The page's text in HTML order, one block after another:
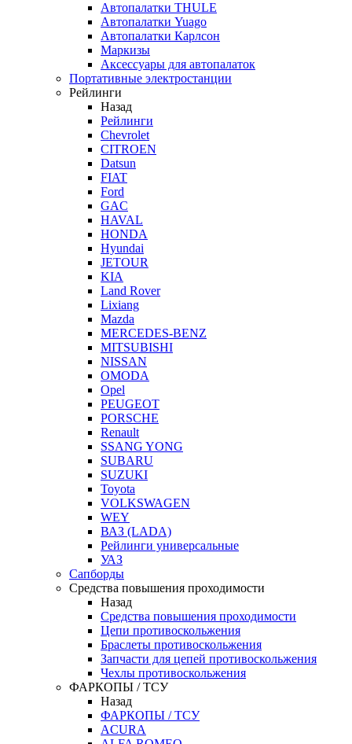
Автопалатки THULE
Автопалатки Yuago
Автопалатки Карлсон
Маркизы
Аксессуары для автопалаток
Портативные электростанции
Рейлинги
Назад
Рейлинги
Chevrolet
CITROEN
Datsun
FIAT
Ford
GAC
HAVAL
HONDA
Hyundai
JETOUR
KIA
Land Rover
Lixiang
Mazda
MERCEDES-BENZ
MITSUBISHI
NISSAN
OMODA
Opel
PEUGEOT
PORSCHE
Renault
SSANG YONG
SUBARU
SUZUKI
Toyota
VOLKSWAGEN
WEY
ВАЗ (LADA)
Рейлинги универсальные
УАЗ
Сапборды
Средства повышения проходимости
Назад
Средства повышения проходимости
Цепи противоскольжения
Браслеты противоскольжения
Запчасти для цепей противоскольжения
Чехлы противоскольжения
ФАРКОПЫ / ТСУ
Назад
ФАРКОПЫ / ТСУ
ACURA